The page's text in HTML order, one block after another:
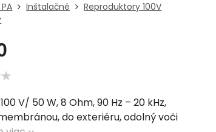
Inštalačné
Reproduktory 100V
V/ 50 W, 8 Ohm, 90 Hz – 20 kHz,
do exteriéru, odolný voči